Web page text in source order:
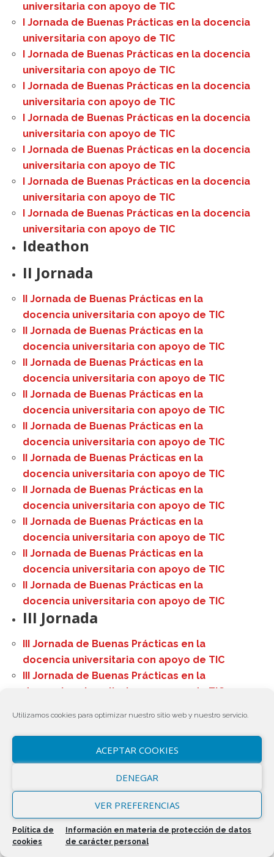
Utilizamos cookies para optimizar nuestro sitio web y nuestro servicio.
ACEPTAR COOKIES
DENEGAR
VER PREFERENCIAS
Política de
cookies
Información en materia de protección de datos
de carácter personal
universitaria con apoyo de TIC
I Jornada de Buenas Prácticas en la docencia
universitaria con apoyo de TIC
I Jornada de Buenas Prácticas en la docencia
universitaria con apoyo de TIC
I Jornada de Buenas Prácticas en la docencia
universitaria con apoyo de TIC
I Jornada de Buenas Prácticas en la docencia
universitaria con apoyo de TIC
I Jornada de Buenas Prácticas en la docencia
universitaria con apoyo de TIC
I Jornada de Buenas Prácticas en la docencia
universitaria con apoyo de TIC
I Jornada de Buenas Prácticas en la docencia
universitaria con apoyo de TIC
Ideathon
II Jornada
II Jornada de Buenas Prácticas en la
docencia universitaria con apoyo de TIC
II Jornada de Buenas Prácticas en la
docencia universitaria con apoyo de TIC
II Jornada de Buenas Prácticas en la
docencia universitaria con apoyo de TIC
II Jornada de Buenas Prácticas en la
docencia universitaria con apoyo de TIC
II Jornada de Buenas Prácticas en la
docencia universitaria con apoyo de TIC
II Jornada de Buenas Prácticas en la
docencia universitaria con apoyo de TIC
II Jornada de Buenas Prácticas en la
docencia universitaria con apoyo de TIC
II Jornada de Buenas Prácticas en la
docencia universitaria con apoyo de TIC
II Jornada de Buenas Prácticas en la
docencia universitaria con apoyo de TIC
II Jornada de Buenas Prácticas en la
docencia universitaria con apoyo de TIC
III Jornada
III Jornada de Buenas Prácticas en la
docencia universitaria con apoyo de TIC
III Jornada de Buenas Prácticas en la
docencia universitaria con apoyo de TIC
III Jornada de Buenas Prácticas en la
docencia universitaria con apoyo de TIC
III Jornada de Buenas Prácticas en la
docencia universitaria con apoyo de TIC
III Jornada de Buenas Prácticas en la